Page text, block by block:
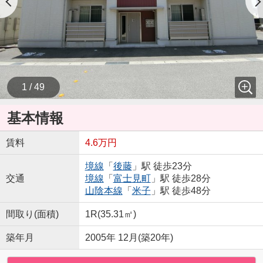
1 / 49
基本情報
賃料 4.6万円
交通
境線 「 後藤」駅 徒歩23分
境線 「 富士見町」駅 徒歩28分
山陰本線 「 米子 」駅 徒歩48分
間取り(面積) 1R(35.31㎡)
築年月 2005年 12月(築20年)